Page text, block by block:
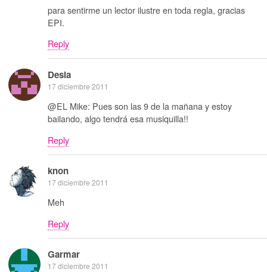
para sentirme un lector ilustre en toda regla, gracias
EPI.
Reply
Desia
17 diciembre 2011
@EL Mike: Pues son las 9 de la mañana y estoy
bailando, algo tendrá esa musiquilla!!
Reply
knon
17 diciembre 2011
Meh
Reply
Garmar
17 diciembre 2011